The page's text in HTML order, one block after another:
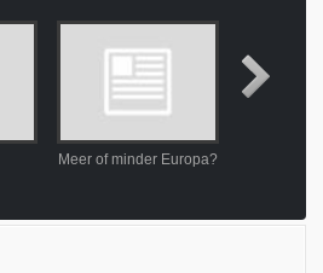
Meer of minder Europa?